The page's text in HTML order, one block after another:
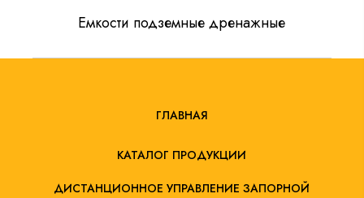
Емкости подземные дренажные
ГЛАВНАЯ
КАТАЛОГ ПРОДУКЦИИ
ДИСТАНЦИОННОЕ УПРАВЛЕНИЕ ЗАПОРНОЙ